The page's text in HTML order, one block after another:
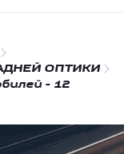
ОПТИКИ
- 12